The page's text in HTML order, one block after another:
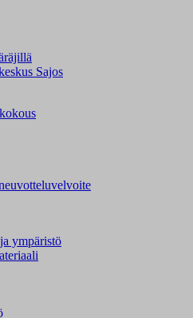
Sajos
ympäristö